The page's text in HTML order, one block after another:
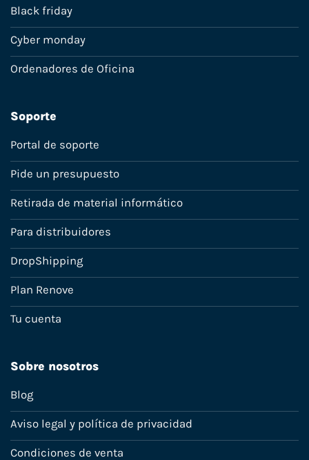
Black friday
Cyber monday
Ordenadores de Oficina
Soporte
Portal de soporte
Pide un presupuesto
Retirada de material informático
Para distribuidores
DropShipping
Plan Renove
Tu cuenta
Sobre nosotros
Blog
Aviso legal y política de privacidad
Condiciones de venta